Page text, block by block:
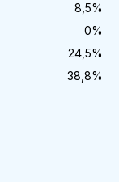
8,5%
0%
24,5%
38,8%